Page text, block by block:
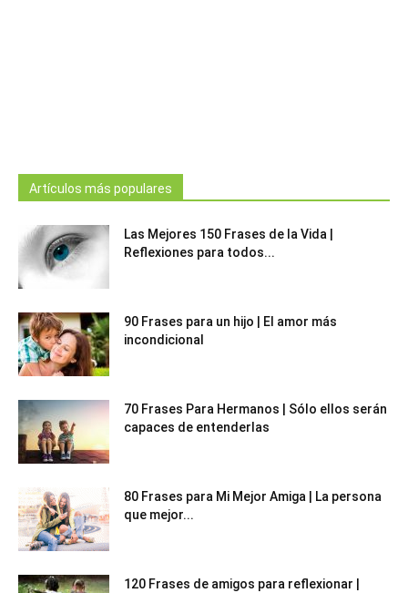
Artículos más populares
Las Mejores 150 Frases de la Vida |
Reflexiones para todos...
90 Frases para un hijo | El amor más
incondicional
70 Frases Para Hermanos | Sólo ellos serán
capaces de entenderlas
80 Frases para Mi Mejor Amiga | La persona
que mejor...
120 Frases de amigos para reflexionar |